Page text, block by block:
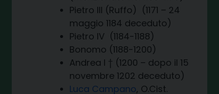
Pietro III (Ruffo) (1171 – 24
maggio 1184 deceduto)
Pietro IV (1184-1188)
Bonomo (1188-1200)
Andrea I † (1200 – dopo il 15
novembre 1202 deceduto)
Luca Campano, O.Cist.